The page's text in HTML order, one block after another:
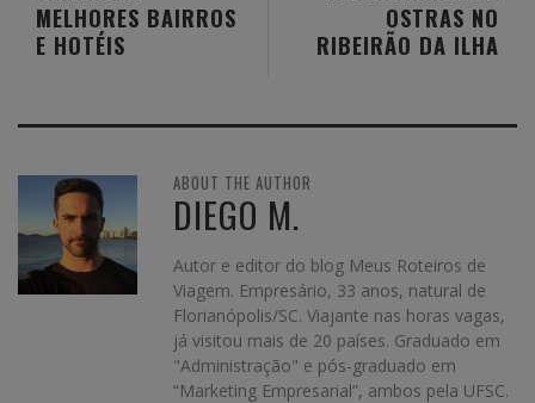
OSTRAS NO
RIBEIRÃO DA ILHA
MELHORES BAIRROS
E HOTÉIS
ABOUT THE AUTHOR
DIEGO M.
Autor e editor do blog Meus Roteiros de
Viagem. Empresário, 33 anos, natural de
Florianópolis/SC. Viajante nas horas vagas,
já visitou mais de 20 países. Graduado em
"Administração" e pós-graduado em
“Marketing Empresarial”, ambos pela UFSC.